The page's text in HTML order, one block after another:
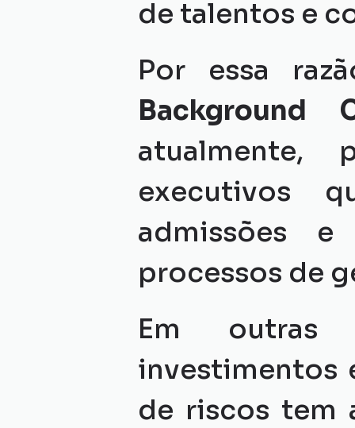
de talentos e
Por essa
Background
atualmente,
executivos
admissões
processos de
Em outras
investimentos
de riscos tem